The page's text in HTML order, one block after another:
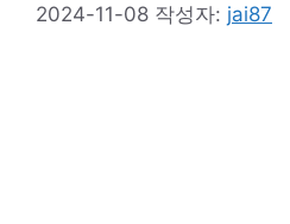
2024-11-08 작성자: jai87